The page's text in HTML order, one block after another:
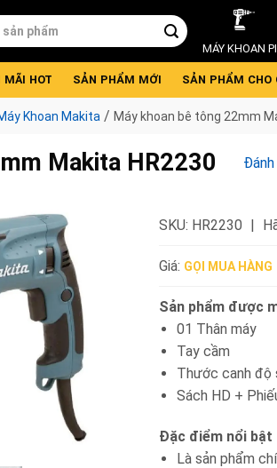
MÁY KHOAN
MÃI HOT SẢN PHẨM MỚI SẢN PHẨM CHO
Khoan Makita / Máy khoan bê tông 22mm
Makita HR2230
SKU: HR2230
Giá: GỌI MUA HÀNG
Sản phẩm được
01 Thân máy
Tay cầm
Thước canh độ
Sách HD +
Đặc điểm nổi bật
Là sản phẩm